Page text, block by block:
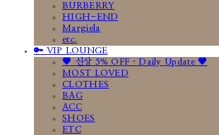
BURBERRY
HIGH-END
Margiela
etc.
🔑 VIP LOUNGE
🤎 신상 5% OFF · Daily Update 🤎
MOST LOVED
CLOTHES
BAG
ACC
SHOES
ETC